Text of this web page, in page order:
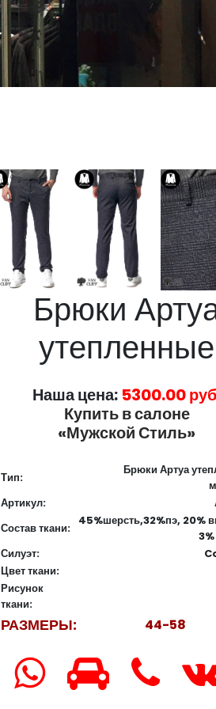
Брюки
утепленные
Наша цена: 5300.00
Купить в салоне
«Мужской Стиль»
Тип:
Брюки Артуа
Артикул:
Состав ткани:
45%шерсть,32%пэ, 20%
Силуэт:
Цвет ткани:
Рисунок
ткани:
РАЗМЕРЫ: 44-58